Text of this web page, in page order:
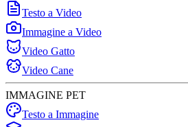
Testo a Video
Immagine a Video
Video Gatto
Video Cane
IMMAGINE PET
Testo a Immagine